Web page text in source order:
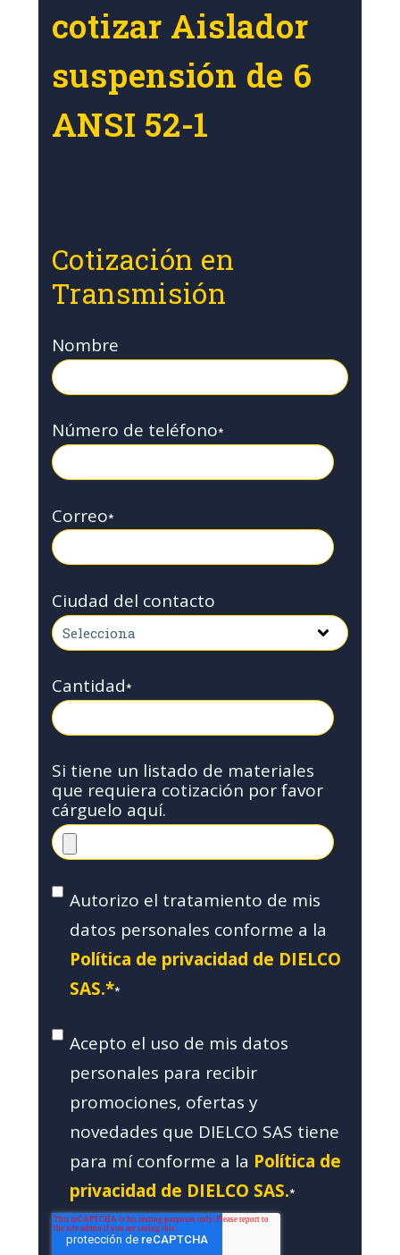
cotizar Aislador
suspensión de 6
ANSI 52-1
Cotización en
Transmisión
Nombre
Número de teléfono*
Correo*
Ciudad del contacto
Cantidad*
Si tiene un listado de materiales
que requiera cotización por favor
cárguelo aquí.
Autorizo el tratamiento de mis
datos personales conforme a la
Política de privacidad de DIELCO
SAS.**
Acepto el uso de mis datos
personales para recibir
promociones, ofertas y
novedades que DIELCO SAS tiene
para mí conforme a la Política de
privacidad de DIELCO SAS.*